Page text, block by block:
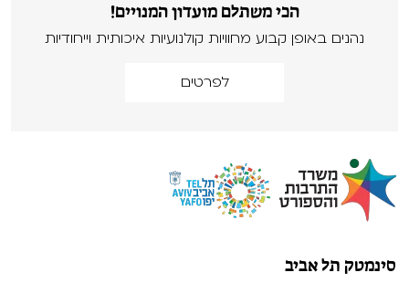
הכי משתלם מועדון המנויים!
נהנים באופן קבוע מחוויות קולנועיות איכותית וייחודיות
לפרטים
סינמטק תל אביב